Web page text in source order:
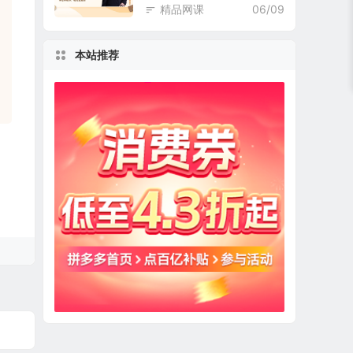
06/09
精品网课
本站推荐